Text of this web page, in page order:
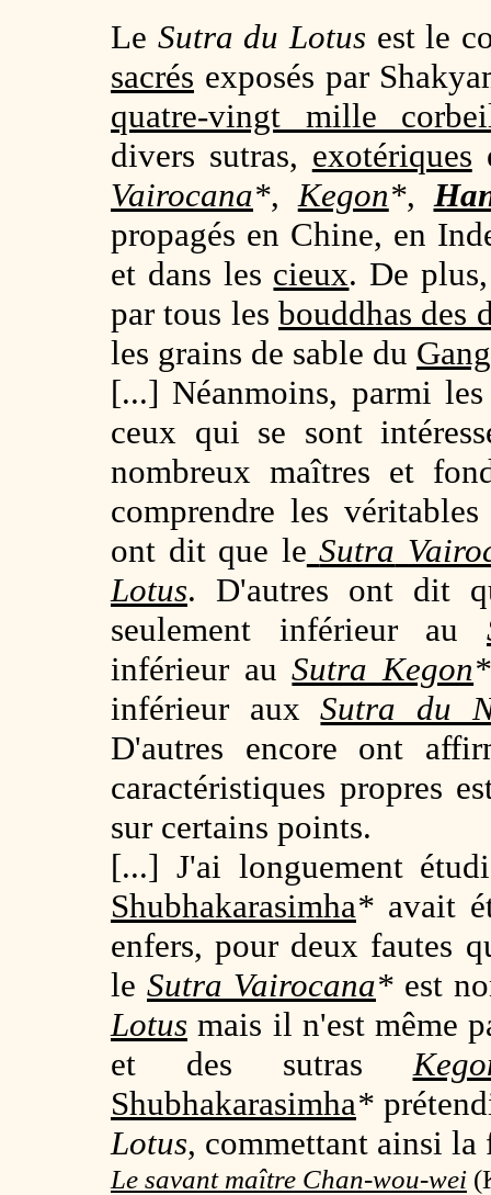
Le Sutra du Lotus est le
sacrés exposés par
quatre-vingt mille
divers sutras, exotériques
Vairocana*,Kegon*,
propagés en Chine, en
et dans les cieux. De
par tous les bouddhas des
les grains de sable du
[...] Néanmoins, parmi
ceux qui se sont
nombreux maîtres et
comprendre les
ont dit que le Sutra
Lotus. D'autres ont dit
seulement inférieur au
inférieur auSutra Kegon*
inférieur auxSutra du
D'autres encore ont
caractéristiques propres
sur certains points.
[...] J'ai longuement
Shubhakarasimha* avait
enfers, pour deux fautes
le Sutra Vairocana* est
Lotus mais il n'est même
et des sutras
Shubhakarasimha*
Lotus, commettant ainsi la
Le savant maître Chan-wou-wei